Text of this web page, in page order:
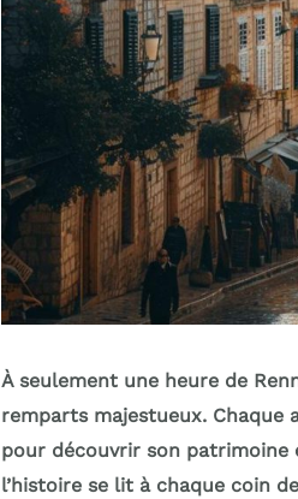
À seulement une heure de
remparts majestueux. Chaque
pour découvrir son patrimoine
l’histoire se lit à chaque coin